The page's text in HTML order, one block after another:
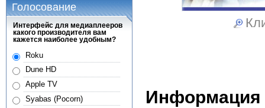
Голосование
Интерфейс для медиаплееров
какого производителя вам
кажется наиболее удобным?
Roku
Dune HD
Apple TV
Syabas (Pocorn)